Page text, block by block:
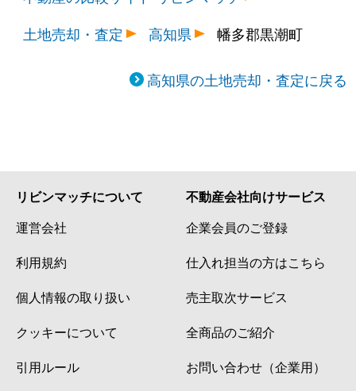
土地売却・査定
高知県 幡多郡黒潮町
高知県の土地売却・査定に戻る
リビンマッチについて
運営会社
利用規約
個人情報の取り扱い
クッキーについて
引用ルール
不動産会社向けサービス
企業会員のご登録
仕入れ担当の方はこちら
売主取次サービス
全商品のご紹介
お問い合わせ（企業用）